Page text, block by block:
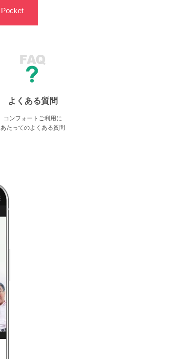
Pocket
よくある質問
コンフォートご利用に
あたってのよくある質問